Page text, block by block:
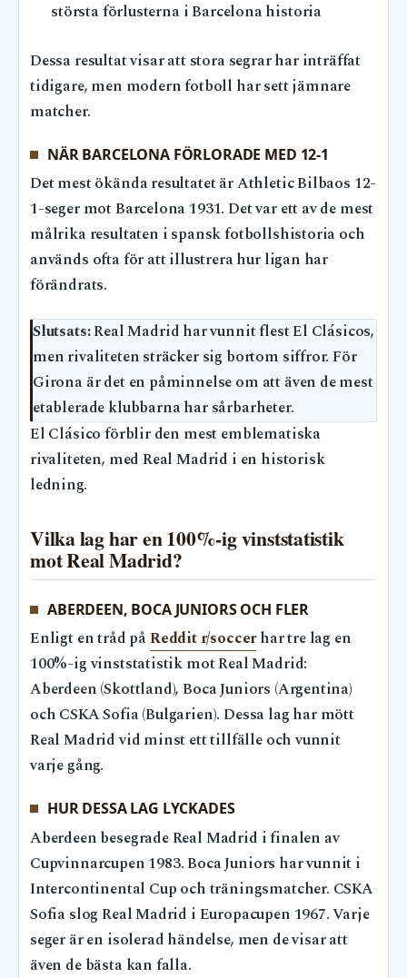
största förlusterna i Barcelona historia
Dessa resultat visar att stora segrar har inträffat
tidigare, men modern fotboll har sett jämnare
matcher.
NÄR BARCELONA FÖRLORADE MED 12-1
Det mest ökända resultatet är Athletic Bilbaos 12-
1-seger mot Barcelona 1931. Det var ett av de mest
målrika resultaten i spansk fotbollshistoria och
används ofta för att illustrera hur ligan har
förändrats.
Slutsats:Real Madrid har vunnit flest El Clásicos,
men rivaliteten sträcker sig bortom siffror. För
Girona är det en påminnelse om att även de mest
etablerade klubbarna har sårbarheter.
El Clásico förblir den mest emblematiska
rivaliteten, med Real Madrid i en historisk
ledning.
Vilka lag har en 100%-ig vinststatistik
mot Real Madrid?
ABERDEEN, BOCA JUNIORS OCH FLER
Enligt en tråd påReddit r/soccerhar tre lag en
100%-ig vinststatistik mot Real Madrid:
Aberdeen (Skottland), Boca Juniors (Argentina)
och CSKA Sofia (Bulgarien). Dessa lag har mött
Real Madrid vid minst ett tillfälle och vunnit
varje gång.
HUR DESSA LAG LYCKADES
Aberdeen besegrade Real Madrid i finalen av
Cupvinnarcupen 1983. Boca Juniors har vunnit i
Intercontinental Cup och träningsmatcher. CSKA
Sofia slog Real Madrid i Europacupen 1967. Varje
seger är en isolerad händelse, men de visar att
även de bästa kan falla.